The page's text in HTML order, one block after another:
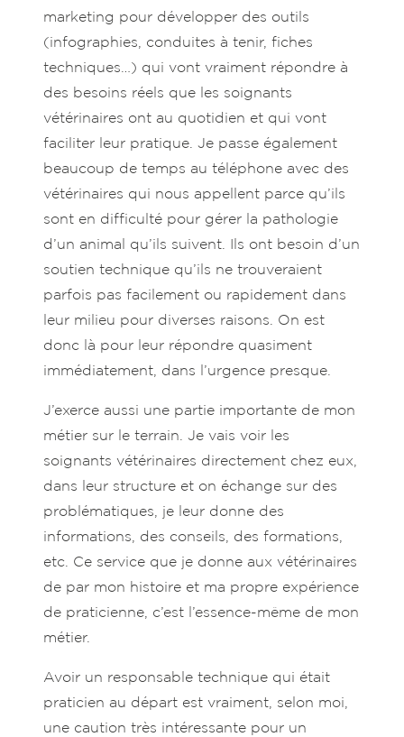
marketing pour développer des outils
(infographies, conduites à tenir, fiches
techniques…) qui vont vraiment répondre à
des besoins réels que les soignants
vétérinaires ont au quotidien et qui vont
faciliter leur pratique. Je passe également
beaucoup de temps au téléphone avec des
vétérinaires qui nous appellent parce qu’ils
sont en difficulté pour gérer la pathologie
d’un animal qu’ils suivent. Ils ont besoin d’un
soutien technique qu’ils ne trouveraient
parfois pas facilement ou rapidement dans
leur milieu pour diverses raisons. On est
donc là pour leur répondre quasiment
immédiatement, dans l’urgence presque.
J’exerce aussi une partie importante de mon
métier sur le terrain. Je vais voir les
soignants vétérinaires directement chez eux,
dans leur structure et on échange sur des
problématiques, je leur donne des
informations, des conseils, des formations,
etc. Ce service que je donne aux vétérinaires
de par mon histoire et ma propre expérience
de praticienne, c’est l’essence-même de mon
métier.
Avoir un responsable technique qui était
praticien au départ est vraiment, selon moi,
une caution très intéressante pour un